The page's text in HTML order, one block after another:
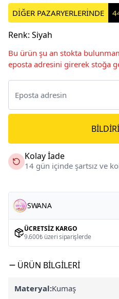
DİĞER PAZARYERLERİNDE
Renk: Siyah
Bu ürün şu an stokta
eposta adresini girerek stoğa
Kolay İade
14 gün içinde şartsız ve
SWANA
ÜCRETSIZ KARGO
9.600₺ üzeri siparişlerde
ÜRÜN BILGILERI
Materyal:Kumaş